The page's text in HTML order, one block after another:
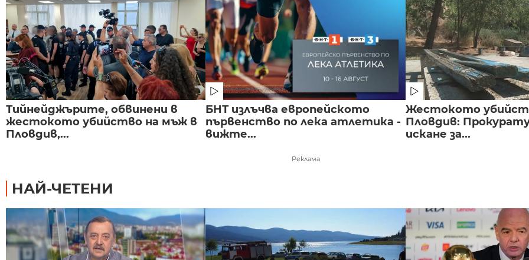
Тийнейджърите, обвинени в
жестокото убийство на мъж в
Пловдив,...
БНТ излъчва европейското
първенство по лека атлетика -
вижте...
Жестокото
Пловдив:
искане за...
Реклама
НАЙ-ЧЕТЕНИ